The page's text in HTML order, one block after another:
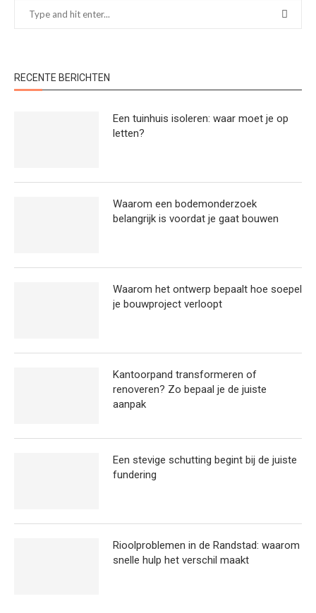
RECENTE BERICHTEN
Een tuinhuis isoleren: waar moet je op
letten?
Waarom een bodemonderzoek
belangrijk is voordat je gaat bouwen
Waarom het ontwerp bepaalt hoe soepel
je bouwproject verloopt
Kantoorpand transformeren of
renoveren? Zo bepaal je de juiste
aanpak
Een stevige schutting begint bij de juiste
fundering
Rioolproblemen in de Randstad: waarom
snelle hulp het verschil maakt